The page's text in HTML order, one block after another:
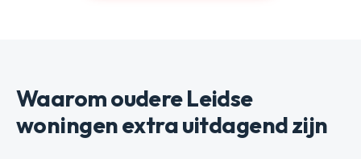
Waarom oudere Leidse
woningen extra uitdagend zijn